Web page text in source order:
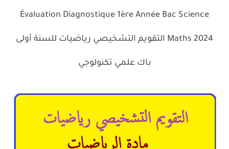
Évaluation Diagnostique 1ère Année Bac Science
Maths 2024 التقويم التشخيصي رياضيات للسنة أولى
باك علمي تكنولوجي